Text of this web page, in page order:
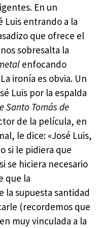
En un
Luis entrando a la
que ofrece el
sobresalta la
enfocando
ironía es obvia. Un
Luis por la espalda
Santo Tomás de
de la película, en
le dice: «José Luis,
si le pidiera que
se hiciera necesario
que la
la supuesta santidad
(recordemos que
muy vinculada a la